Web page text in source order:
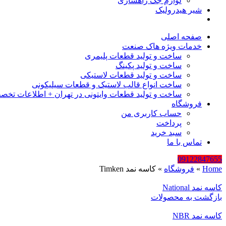
شیر هیدرولیک
صفحه اصلی
خدمات ویژه هاک صنعت
ساخت و تولید قطعات پلیمری
ساخت و تولید پکینگ
ساخت و تولید قطعات لاستیکی
ساخت انواع قالب لاستیک و قطعات سیلیکونی
ساخت و تولید قطعات وایتونی در تهران + اطلاعات
فروشگاه
حساب کاربری من
پرداخت
سبد خرید
تماس با ما
09122847655
Home
» فروشگاه » کاسه نمد Timken
کاسه نمد National
بازگشت به محصولات
کاسه نمد NBR